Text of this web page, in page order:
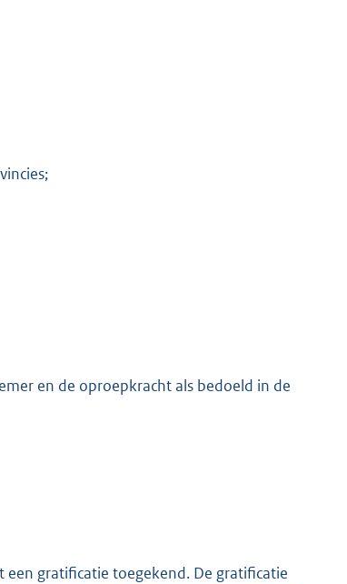
en de oproepkracht als bedoeld in de
gratificatie toegekend. De gratificatie